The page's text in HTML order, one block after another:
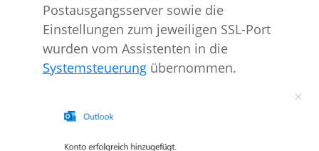
Postausgangsserver sowie die
Einstellungen zum jeweiligen SSL-Port
wurden vom Assistenten in die
Systemsteuerung übernommen.